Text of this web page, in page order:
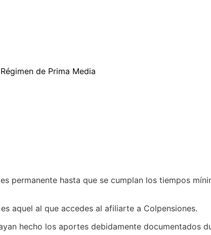
de Prima Media
permanente hasta que se cumplan los tiempos
aquel al que accedes al afiliarte a Colpensiones.
hecho los aportes debidamente documentados